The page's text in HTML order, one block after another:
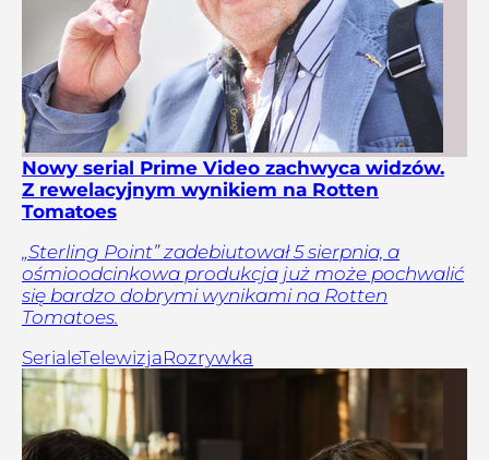
Nowy serial Prime Video zachwyca widzów.
Z rewelacyjnym wynikiem na Rotten
Tomatoes
„Sterling Point” zadebiutował 5 sierpnia, a
ośmioodcinkowa produkcja już może pochwalić
się bardzo dobrymi wynikami na Rotten
Tomatoes.
SerialeTelewizjaRozrywka